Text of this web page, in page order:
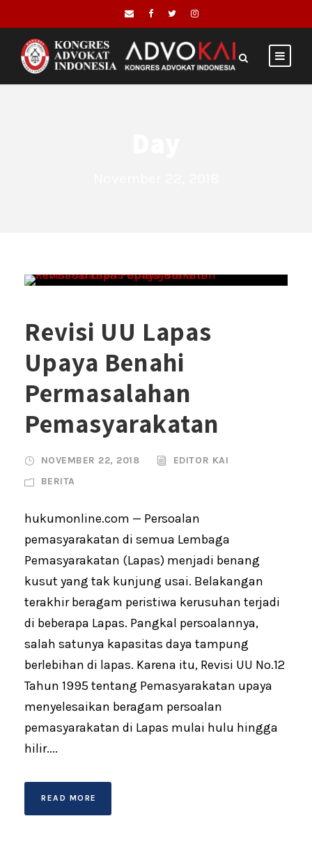
Revisi UU Lapas
Upaya Benahi
Permasalahan
Pemasyarakatan
NOVEMBER 22, 2018
EDITOR KAI
BERITA
hukumonline.com — Persoalan
pemasyarakatan di semua Lembaga
Pemasyarakatan (Lapas) menjadi benang
kusut yang tak kunjung usai. Belakangan
terakhir beragam peristiwa kerusuhan terjadi
di beberapa Lapas. Pangkal persoalannya,
salah satunya kapasitas daya tampung
berlebihan di lapas. Karena itu, Revisi UU No.12
Tahun 1995 tentang Pemasyarakatan upaya
menyelesaikan beragam persoalan
pemasyarakatan di Lapas mulai hulu hingga
hilir....
READ MORE